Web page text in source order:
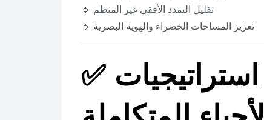
🔹 تقليل التمدد الأفقي غير المنظم
🔹 تعزيز المساحات الخضراء والهوية البصرية
✅ استراتيجيات PEC في تصميم